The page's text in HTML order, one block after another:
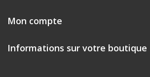
Mon compte
Informations sur votre boutique